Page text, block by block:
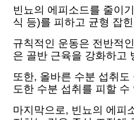
빈뇨의 에피소드를 줄이
식 등)를 피하고 균형 잡
규칙적인 운동은 전반적
은 골반 근육을 강화하고
또한, 올바른 수분 섭취
도한 수분 섭취를 피할
마지막으로, 빈뇨의 에피